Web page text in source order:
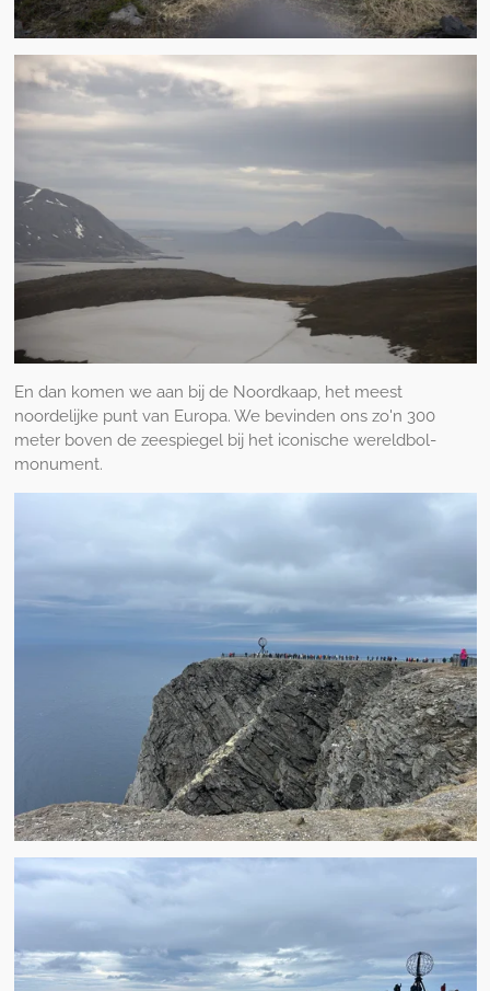
En dan komen we aan bij de Noordkaap, het meest
noordelijke punt van Europa. We bevinden ons zo'n 300
meter boven de zeespiegel bij het iconische wereldbol-
monument.